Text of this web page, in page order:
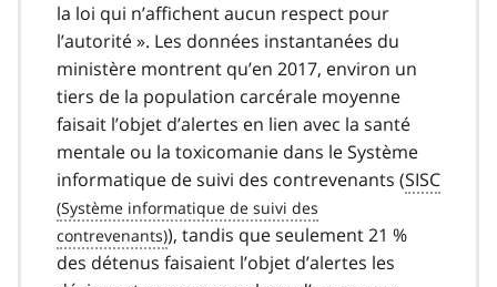
la loi qui n’affichent aucun respect pour
l’autorité ». Les données instantanées du
ministère montrent qu’en 2017, environ un
tiers de la population carcérale moyenne
faisait l’objet d’alertes en lien avec la santé
mentale ou la toxicomanie dans le Système
informatique de suivi des contrevenants (SISC
), tandis que seulement 21 %
des détenus faisaient l’objet d’alertes les